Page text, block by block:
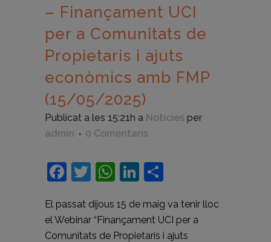
– Finançament UCI
per a Comunitats de
Propietaris i ajuts
econòmics amb FMP
(15/05/2025)
Publicat a les 15:21h a Notícies per
admin
0 Comentaris
Facebook
Twitter
WhatsApp
LinkedIn
El passat dijous 15 de maig va tenir lloc
el Webinar “Finançament UCI per a
Comunitats de Propietaris i ajuts